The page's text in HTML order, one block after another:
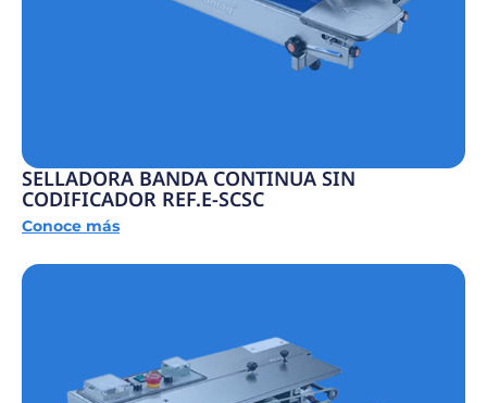
SELLADORA BANDA CONTINUA SIN
CODIFICADOR REF.E-SCSC
Conoce más